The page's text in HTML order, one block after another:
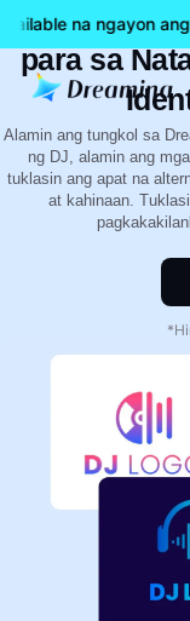
na ngayon
5
para sa
Alamin ang tungkol sa
ng DJ, alamin ang
tuklasin ang apat na
at kahinaan.